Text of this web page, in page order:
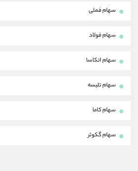
سهام فملی
سهام فولاد
سهام اتکاسا
سهام تلیسه
سهام کاما
سهام گکوثر